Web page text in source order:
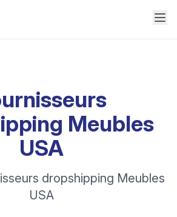
Meubles
USA
dropshipping Meubles
USA